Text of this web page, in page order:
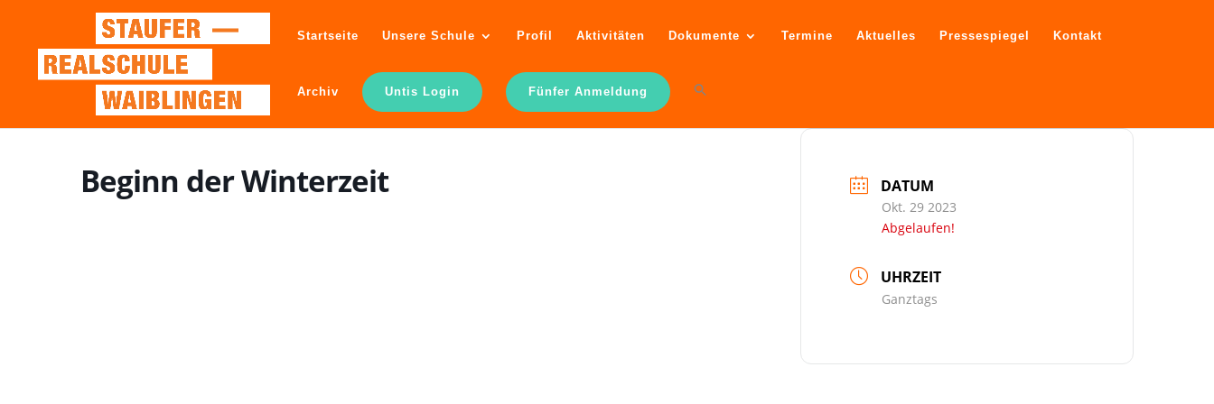
Startseite Unsere Schule Profil Aktivitäten Dokumente Termine Aktuelles Pressespiegel Kontakt
Archiv Untis Login Fünfer Anmeldung
Beginn der Winterzeit DATUM
Okt. 29 2023
Abgelaufen!
UHRZEIT
Ganztags